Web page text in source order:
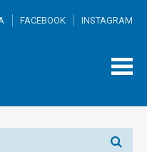
FACEBOOK INSTAGRAM